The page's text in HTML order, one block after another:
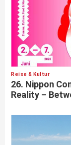
Reise & Kultur
26. Nippon
Reality –